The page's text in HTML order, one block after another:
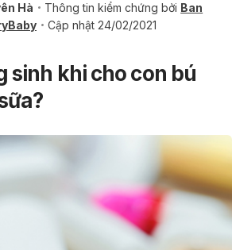
Hà Thông tin kiểm chứng bởi Ban
Cập nhật 24/02/2021
sinh khi cho con bú